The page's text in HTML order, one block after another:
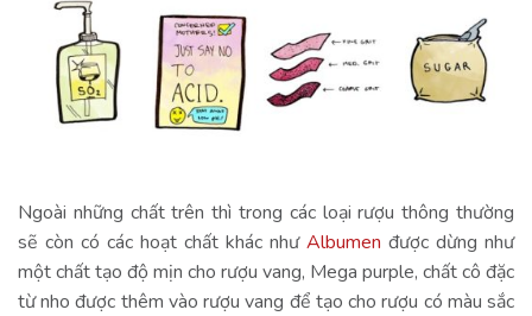
Ngoài những chất trên thì trong các loại rượu thông thường
sẽ còn có các hoạt chất khác như Albumen được dừng như
một chất tạo độ mịn cho rượu vang, Mega purple, chất cô đặc
từ nho được thêm vào rượu vang để tạo cho rượu có màu sắc